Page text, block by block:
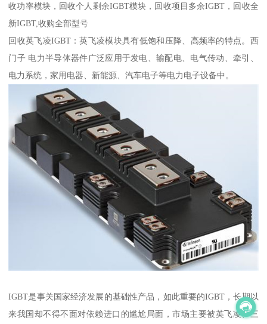
收功率模块，回收个人剩余IGBT模块，回收项目多余IGBT，回收全
新IGBT,收购全部型号
回收英飞凌IGBT：英飞凌模块具有低饱和压降、高频率的特点。西
门子 电力半导体器件广泛应用于发电、输配电、电气传动、牵引、
电力系统，家用电器、新能源、汽车电子等电力电子设备中。
IGBT是事关国家经济发展的基础性产品，如此重要的IGBT，长期以
来我国却不得不面对依赖进口的尴尬局面，市场主要被英飞凌、三